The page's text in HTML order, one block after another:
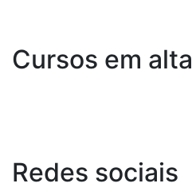
Cursos em alta
Redes sociais